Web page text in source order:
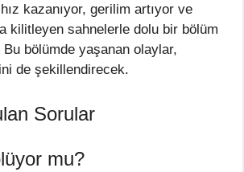
kazanıyor, gerilim artıyor ve
kilitleyen sahnelerle dolu bir bölüm
bölümde yaşanan olaylar,
de şekillendirecek.
Sorular
mu?